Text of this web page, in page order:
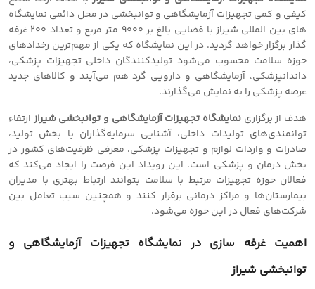
کیفی و کمی تجهیزات آزمایشگاهی و توانبخشی در محل دائمی نمایشگاه
های بین المللی شیراز با فضایی بالغ بر 9000 متر مربع و تعداد 200 غرفه
گذار برگزار خواهد گردید. در این نمایشگاه که یکی از مهم‌ترین رخدادهای
حوزه سلامت محسوب می‌شود تولیدکنندگان داخلی تجهیزات پزشکی،
داندانپزشکی، آزمایشگاهی و دارویی گرد هم می‌آیند و کالاهای جدید
عرصه پزشکی را به نمایش می‌گذارند.
هدف از برگزاری نمایشگاه تجهیزات آزمایشگاهی و توانبخشی شیراز ارتقاء
توانمندی‌های تولیدات داخلی، آشنایی سرمایه‌گذاران با بخش تولید،
صادرات و واردات لوازم و تجهیزات پزشکی، معرفی ظرفیت‌های کشور در
بخش درمان و پزشکی است. این رویداد این فرصت را ایجاد می‌کند که
فعالان حوزه تجهیزات مرتبط با سلامت بتوانند ارتباط بهتری با مدیران
بیمارستان‌ها و مراکز درمانی برقرار کنند و همچنین سبب تعامل بین
شرکت‌های فعال در این حوزه می‌شود.
اهمیت غرفه سازی در نمايشگاه تجهیزات آزمایشگاهی و
توانبخشی شیراز